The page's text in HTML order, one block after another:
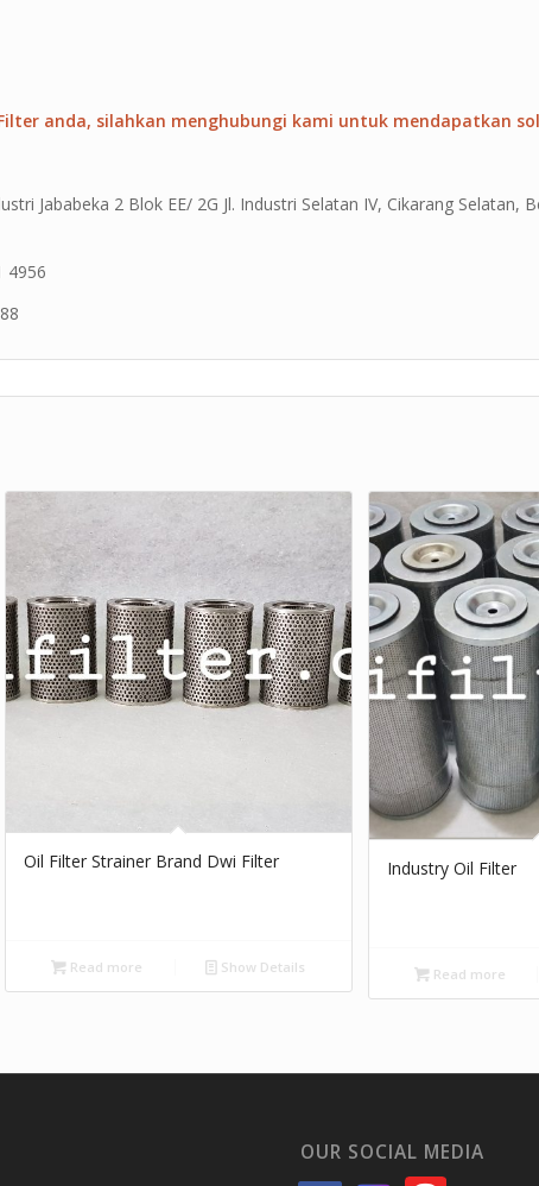
anda, silahkan menghubungi kami untuk mendapatkan
Jababeka 2 Blok EE/ 2G Jl. Industri Selatan IV, Cikarang Selatan,
4956
Oil Filter Strainer Brand Dwi Filter
Read more Show Details
Industry Oil Filter
Read more
OUR SOCIAL MEDIA